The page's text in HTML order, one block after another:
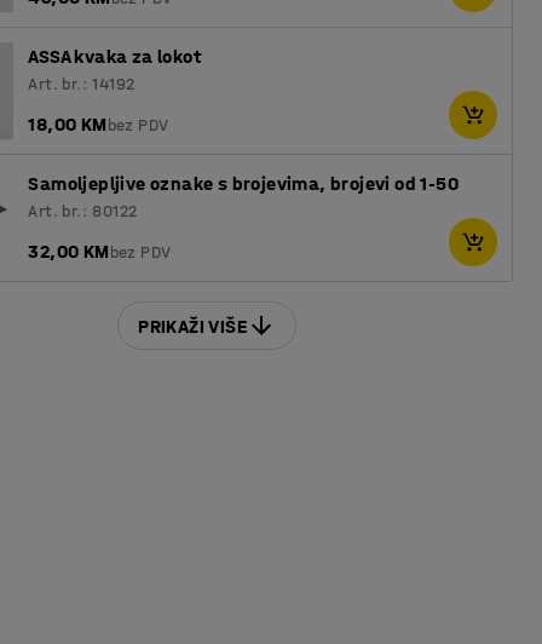
ASSA kvaka za lokot
Art. br.: 14192
18,00 KMbez PDV
Samoljepljive oznake s brojevima, brojevi od 1-50
Art. br.: 80122
32,00 KMbez PDV
PRIKAŽI VIŠE